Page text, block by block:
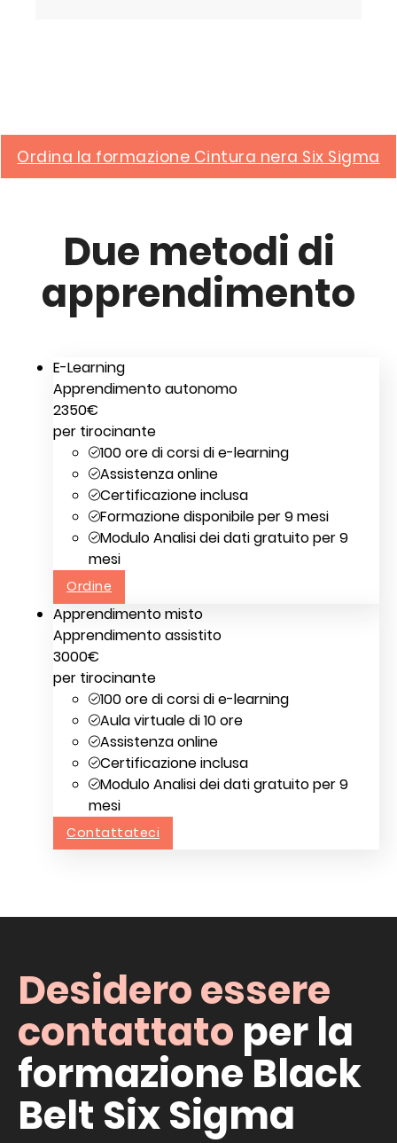
Ordina la formazione Cintura nera Six Sigma
Due metodi di
apprendimento
E-Learning
Apprendimento autonomo
2350€
per tirocinante
100 ore di corsi di e-learning
Assistenza online
Certificazione inclusa
Formazione disponibile per 9 mesi
Modulo Analisi dei dati gratuito per 9
mesi
Ordine
Apprendimento misto
Apprendimento assistito
3000€
per tirocinante
100 ore di corsi di e-learning
Aula virtuale di 10 ore
Assistenza online
Certificazione inclusa
Modulo Analisi dei dati gratuito per 9
mesi
Contattateci
Desidero essere
contattato per la
formazione Black
Belt Six Sigma